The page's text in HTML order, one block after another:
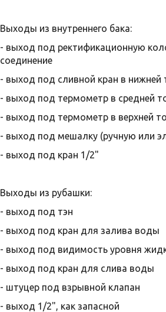
Выходы из внутреннего бака:
- выход под ректификационную
соединение
- выход под сливной кран в нижней
- выход под термометр в средней
- выход под термометр в верхней
- выход под мешалку (ручную или
- выход под кран 1/2"
Выходы из рубашки:
- выход под тэн
- выход под кран для залива воды
- выход под видимость уровня
- выход под кран для слива воды
- штуцер под взрывной клапан
- выход 1/2", как запасной